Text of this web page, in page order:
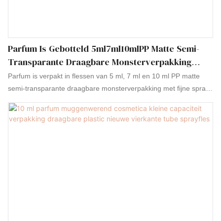
Parfum Is Gebotteld 5ml7ml10mlPP Matte Semi-
Transparante Draagbare Monsterverpakking
Artefact Fijne Spray
Parfum is verpakt in flessen van 5 ml, 7 ml en 10 ml PP matte
semi-transparante draagbare monsterverpakking met fijne spray.
Vergeleken met soortgelijke producten op de markt heeft het
onvergelijkbare voordelen op het gebied van prestaties, kwaliteit,
uiterlijk, enz. en geniet het een goede reputatie op de markt. Sky